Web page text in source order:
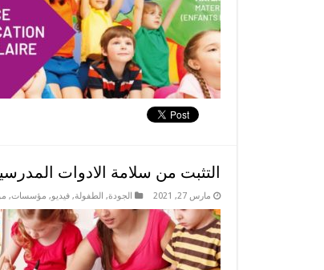
التثبت من سلامة الادوات
مارس 27, 2021 الجودة, الطفولة, فيديو, مؤسسات,